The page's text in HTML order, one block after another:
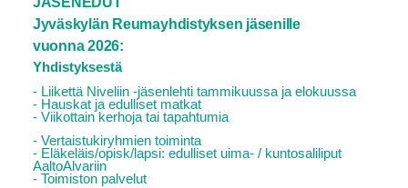
Jyväskylän Reumayhdistyksen jäsenille
vuonna 2026:
Yhdistyksestä
- Liikettä Niveliin -jäsenlehti tammikuussa ja elokuussa
- Hauskat ja edulliset matkat
- Viikottain kerhoja tai tapahtumia
- Vertaistukiryhmien toiminta
- Eläkeläis/opisk/lapsi: edulliset uima- / kuntosaliliput
AaltoAlvariin
- Toimiston palvelut